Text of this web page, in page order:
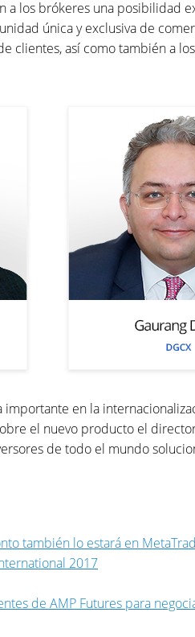
los brókeres una posibilidad
única y exclusiva de
así como también a
en la
el nuevo producto el
de todo el mundo
también lo estará en
2017
de AMP Futures para